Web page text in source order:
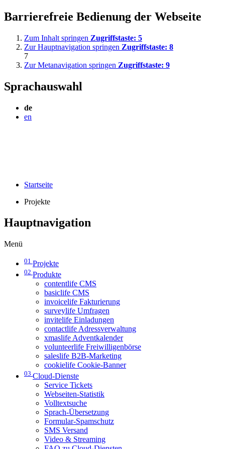
Barrierefreie Bedienung der Webseite
Zum Inhalt springen Zugriffstaste: 5
Zur Hauptnavigation springen Zugriffstaste: 8
7
Zur Metanavigation springen Zugriffstaste: 9
Sprachauswahl
de
en
Startseite
Projekte
Hauptnavigation
Menü
01 Projekte
02 Produkte
contentlife CMS
basiclife CMS
invoicelife Fakturierung
surveylife Umfragen
invitelife Einladungen
contactlife Adressverwaltung
xmaslife Adventkalender
volunteerlife Freiwilligenbörse
saleslife B2B-Marketing
cookielife Cookie-Banner
03 Cloud-Dienste
Service Tickets
Webseiten-Statistik
Volltextsuche
Sprach-Übersetzung
Formular-Spamschutz
SMS Versand
Video & Streaming